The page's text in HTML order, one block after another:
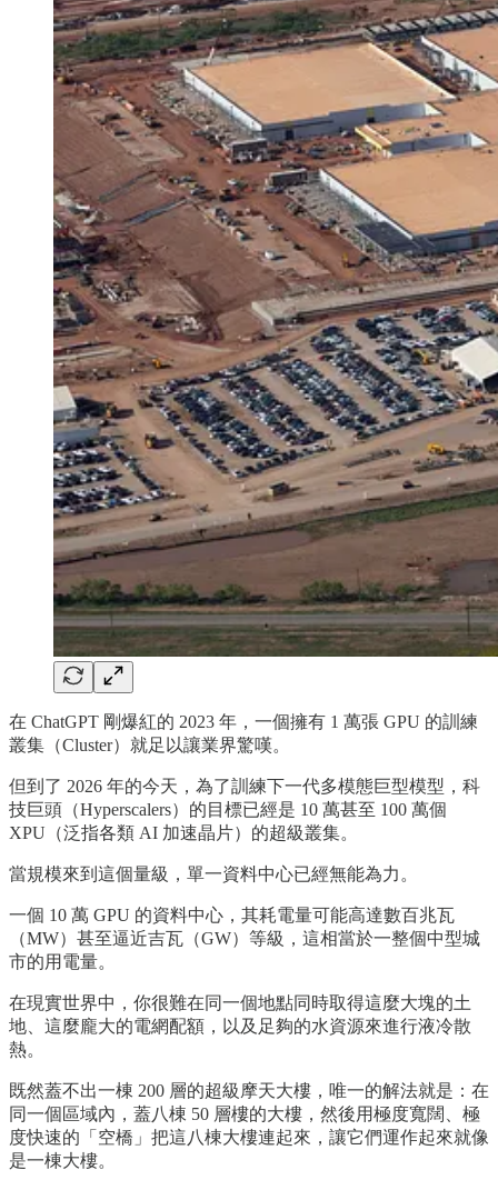
在 ChatGPT 剛爆紅的 2023 年，一個擁有 1 萬張 GPU 的訓練
叢集（Cluster）就足以讓業界驚嘆。
但到了 2026 年的今天，為了訓練下一代多模態巨型模型，科
技巨頭（Hyperscalers）的目標已經是 10 萬甚至 100 萬個
XPU（泛指各類 AI 加速晶片）的超級叢集。
當規模來到這個量級，單一資料中心已經無能為力。
一個 10 萬 GPU 的資料中心，其耗電量可能高達數百兆瓦
（MW）甚至逼近吉瓦（GW）等級，這相當於一整個中型城
市的用電量。
在現實世界中，你很難在同一個地點同時取得這麼大塊的土
地、這麼龐大的電網配額，以及足夠的水資源來進行液冷散
熱。
既然蓋不出一棟 200 層的超級摩天大樓，唯一的解法就是：在
同一個區域內，蓋八棟 50 層樓的大樓，然後用極度寬闊、極
度快速的「空橋」把這八棟大樓連起來，讓它們運作起來就像
是一棟大樓。